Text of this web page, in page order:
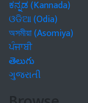
ಕನ್ನಡ (Kannada)
ଓଡିଆ (Odia)
অসমীয়া (Asomiya)
ਪੰਜਾਬੀ
తెలుగు
ગુજરાતી